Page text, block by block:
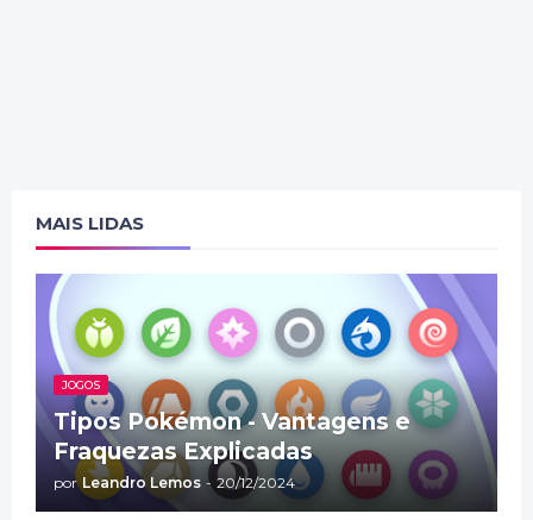
MAIS LIDAS
JOGOS
Tipos Pokémon - Vantagens e
Fraquezas Explicadas
por Leandro Lemos - 20/12/2024